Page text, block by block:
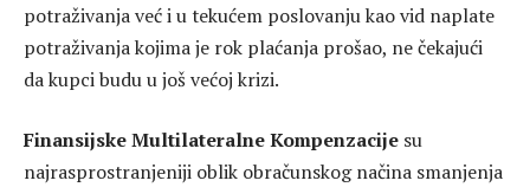
potraživanja već i u tekućem poslovanju kao vid naplate
potraživanja kojima je rok plaćanja prošao, ne čekajući
da kupci budu u još većoj krizi.
Finansijske Multilateralne Kompenzacije su
najrasprostranjeniji oblik obračunskog načina smanjenja